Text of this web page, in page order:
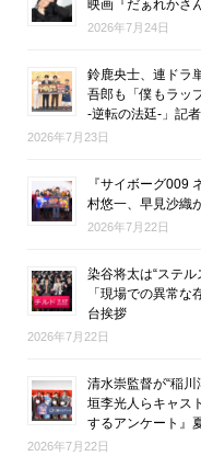
映画『だぁれかさ
2026年7月24日
鈴鹿央士、連ドラ
吾郎も「僕もラッ
-逆転の法廷-」記
2026年7月23日
『サイボーグ009
村悠一、早見沙織
2026年7月22日
染谷将太は“ステ
「現場での異常
台挨拶
2026年7月22日
清水崇監督が“稲
垣李光人らキャス
するアンケート』
2026年7月22日